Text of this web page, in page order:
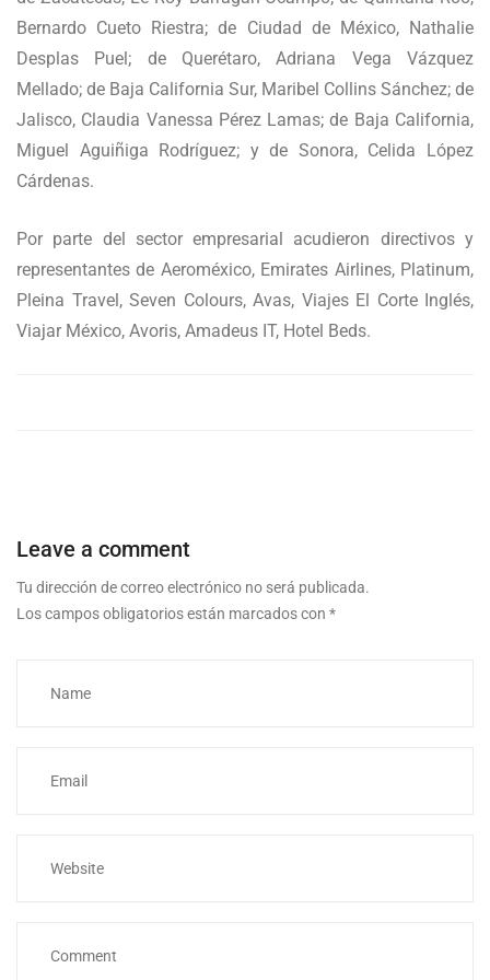
Bernardo Cueto Riestra; de Ciudad de México, Nathalie
Desplas Puel; de Querétaro, Adriana Vega Vázquez
Mellado; de Baja California Sur, Maribel Collins Sánchez; de
Jalisco, Claudia Vanessa Pérez Lamas; de Baja California,
Miguel Aguiñiga Rodríguez; y de Sonora, Celida López
Cárdenas.
Por parte del sector empresarial acudieron directivos y
representantes de Aeroméxico, Emirates Airlines, Platinum,
Pleina Travel, Seven Colours, Avas, Viajes El Corte Inglés,
Viajar México, Avoris, Amadeus IT, Hotel Beds.
Leave a comment
Tu dirección de correo electrónico no será publicada.
Los campos obligatorios están marcados con *